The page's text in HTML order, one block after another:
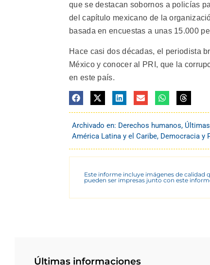
que se destacan sobornos a policías
del capítulo mexicano de la
basada en encuestas a unas 15.000
Hace casi dos décadas, el periodista
México y conocer al PRI, que la
en este país.
Archivado en: Derechos humanos,
América Latina y el Caribe, Democracia y
Este informe incluye imágenes de calidad
pueden ser impresas junto con este
Últimas informaciones